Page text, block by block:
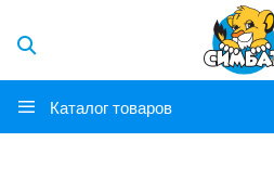
Каталог товаров